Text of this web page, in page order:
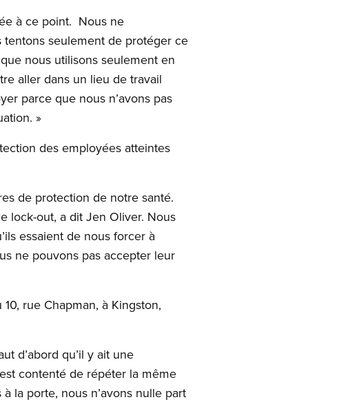
à ce point. Nous ne
tentons seulement de protéger ce
nous utilisons seulement en
aller dans un lieu de travail
parce que nous n’avons pas
»
des employées atteintes
de protection de notre santé.
lock-out, a dit Jen Oliver. Nous
essaient de nous forcer à
ne pouvons pas accepter leur
rue Chapman, à Kingston,
d’abord qu’il y ait une
contenté de répéter la même
la porte, nous n’avons nulle part